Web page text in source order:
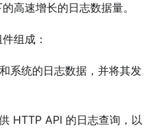
高速增长的日志数据量。
组成：
系统的日志数据，并将其发
HTTP API 的日志查询，以